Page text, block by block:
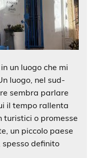
un luogo che mi
luogo, nel sud-
sembra parlare
il tempo rallenta
turistici o promesse
un piccolo paese
spesso definito